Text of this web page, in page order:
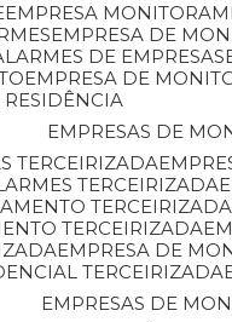
EMPRESA
EMPRESA DE
DE EMPRESAS
EMPRESA DE
RESIDÊNCIA
EMPRESAS DE
TERCEIRIZADA
TERCEIRIZADA
TERCEIRIZADA
TERCEIRIZADA
EMPRESA DE
TERCEIRIZADA
EMPRESAS DE